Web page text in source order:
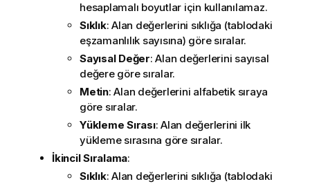
hesaplamalı boyutlar için kullanılamaz.
Sıklık: Alan değerlerini sıklığa (tablodaki
eşzamanlılık sayısına) göre sıralar.
Sayısal Değer: Alan değerlerini sayısal
değere göre sıralar.
Metin: Alan değerlerini alfabetik sıraya
göre sıralar.
Yükleme Sırası: Alan değerlerini ilk
yükleme sırasına göre sıralar.
İkincil Sıralama:
Sıklık: Alan değerlerini sıklığa (tablodaki